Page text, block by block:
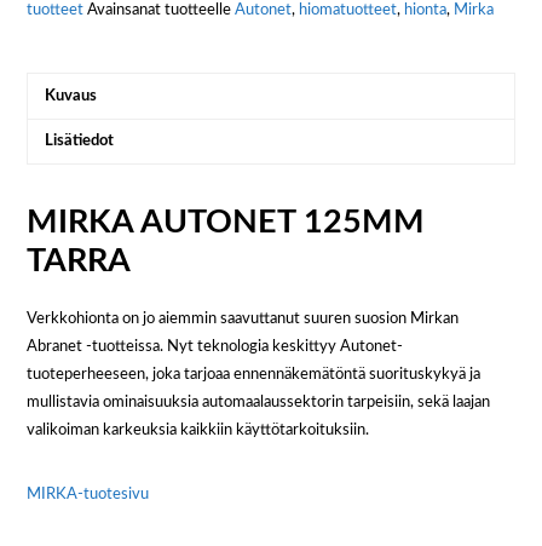
tuotteet Avainsanat tuotteelleAutonet, hiomatuotteet, hionta, Mirka
Kuvaus
Lisätiedot
MIRKA AUTONET 125MM
TARRA
Verkkohionta on jo aiemmin saavuttanut suuren suosion Mirkan
Abranet -tuotteissa. Nyt teknologia keskittyy Autonet-
tuoteperheeseen, joka tarjoaa ennennäkemätöntä suorituskykyä ja
mullistavia ominaisuuksia automaalaussektorin tarpeisiin, sekä laajan
valikoiman karkeuksia kaikkiin käyttötarkoituksiin.
MIRKA-tuotesivu